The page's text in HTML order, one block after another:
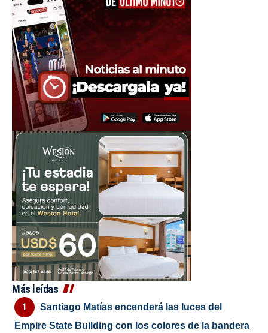
Más leídas
Santiago Matías encenderá las luces del
Empire State Building con los colores de la bandera